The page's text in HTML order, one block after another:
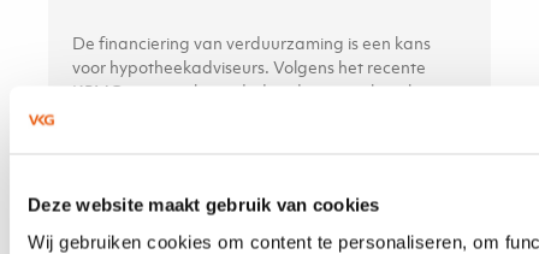
Deze website maakt gebruik van cookies
Wij gebruiken cookies om content te personaliseren, om
De financiering van verduurzaming is een kans
voor hypotheekadviseurs. Volgens het recente
KPMG-rapport bevindt de adviseur zich op het